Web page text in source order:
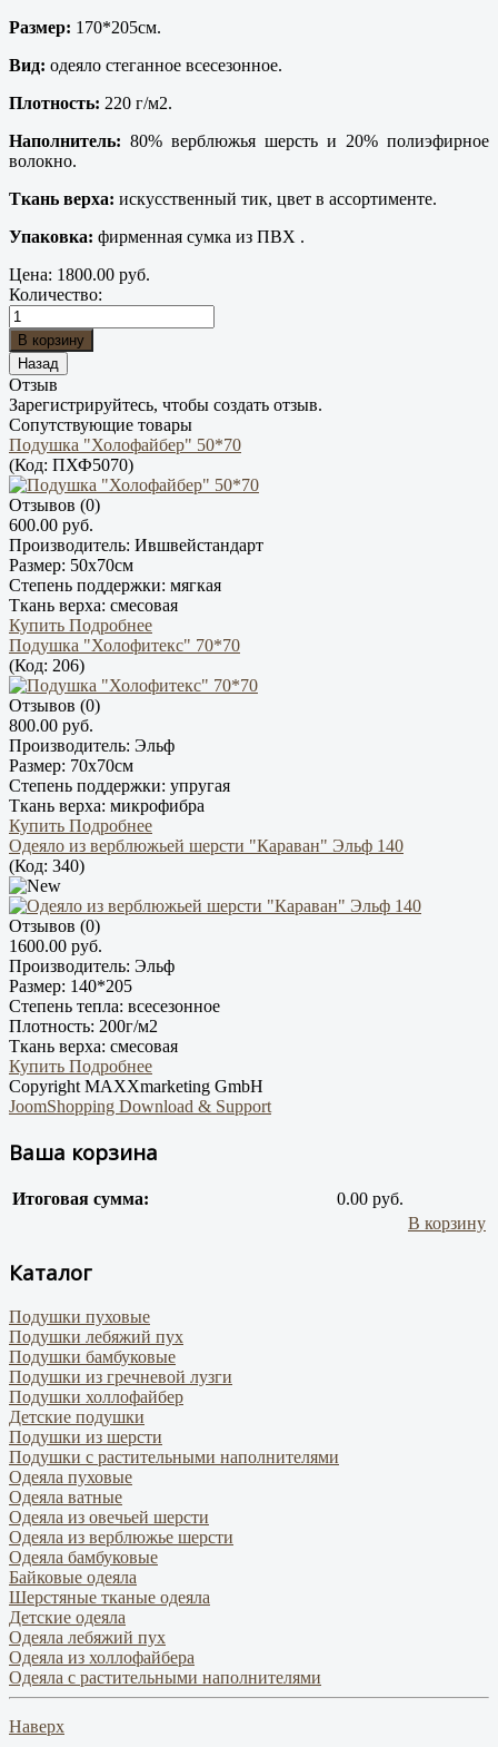
Размер: 170*205см.
Вид: одеяло стеганное всесезонное.
Плотность: 220 г/м2.
Наполнитель: 80% верблюжья шерсть и 20% полиэфирное
волокно.
Ткань верха: искусственный тик, цвет в ассортименте.
Упаковка: фирменная сумка из ПВХ .
Цена: 1800.00 руб.
Количество:
Отзыв
Зарегистрируйтесь, чтобы создать отзыв.
Сопутствующие товары
Подушка "Холофайбер" 50*70
(Код: ПХФ5070)
Отзывов (0)
600.00 руб.
Производитель: Ившвейстандарт
Размер: 50х70см
Степень поддержки: мягкая
Ткань верха: смесовая
Купить Подробнее
Подушка "Холофитекс" 70*70
(Код: 206)
Отзывов (0)
800.00 руб.
Производитель: Эльф
Размер: 70х70см
Степень поддержки: упругая
Ткань верха: микрофибра
Купить Подробнее
Одеяло из верблюжьей шерсти "Караван" Эльф 140
(Код: 340)
Отзывов (0)
1600.00 руб.
Производитель: Эльф
Размер: 140*205
Степень тепла: всесезонное
Плотность: 200г/м2
Ткань верха: смесовая
Купить Подробнее
Copyright MAXXmarketing GmbH
JoomShopping Download & Support
Ваша корзина
Итоговая сумма:
0.00 руб.
В корзину
Каталог
Подушки пуховые
Подушки лебяжий пух
Подушки бамбуковые
Подушки из гречневой лузги
Подушки холлофайбер
Детские подушки
Подушки из шерсти
Подушки с растительными наполнителями
Одеяла пуховые
Одеяла ватные
Одеяла из овечьей шерсти
Одеяла из верблюжье шерсти
Одеяла бамбуковые
Байковые одеяла
Шерстяные тканые одеяла
Детские одеяла
Одеяла лебяжий пух
Одеяла из холлофайбера
Одеяла с растительными наполнителями
Наверх